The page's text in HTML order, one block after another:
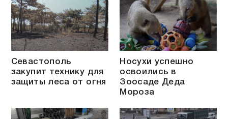
Севастополь
закупит технику для
защиты леса от огня
Носухи успешно
освоились в
Зоосаде Деда
Мороза